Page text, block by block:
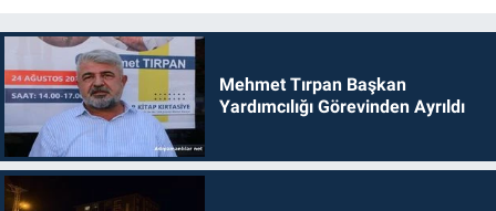
Mehmet Tırpan Başkan
Yardımcılığı Görevinden Ayrıldı